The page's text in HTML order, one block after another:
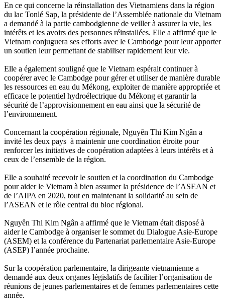
En ce qui concerne la réinstallation des Vietnamiens dans la région
du lac Tonlé Sap, la présidente de l’Assemblée nationale du Vietnam
a demandé à la partie cambodgienne de veiller à assurer la vie, les
intérêts et les avoirs des personnes réinstallées. Elle a affirmé que le
Vietnam conjuguera ses efforts avec le Cambodge pour leur apporter
un soutien leur permettant de stabiliser rapidement leur vie.
Elle a également souligné que le Vietnam espérait continuer à
coopérer avec le Cambodge pour gérer et utiliser de manière durable
les ressources en eau du Mékong, exploiter de manière appropriée et
efficace le potentiel hydroélectrique du Mékong et garantir la
sécurité de l’approvisionnement en eau ainsi que la sécurité de
l’environnement.
Concernant la coopération régionale, Nguyên Thi Kim Ngân a
invité les deux pays à maintenir une coordination étroite pour
renforcer les initiatives de coopération adaptées à leurs intérêts et à
ceux de l’ensemble de la région.
Elle a souhaité recevoir le soutien et la coordination du Cambodge
pour aider le Vietnam à bien assumer la présidence de l’ASEAN et
de l’AIPA en 2020, tout en maintenant la solidarité au sein de
l’ASEAN et le rôle central du bloc régional.
Nguyên Thi Kim Ngân a affirmé que le Vietnam était disposé à
aider le Cambodge à organiser le sommet du Dialogue Asie-Europe
(ASEM) et la conférence du Partenariat parlementaire Asie-Europe
(ASEP) l’année prochaine.
Sur la coopération parlementaire, la dirigeante vietnamienne a
demandé aux deux organes législatifs de faciliter l’organisation de
réunions de jeunes parlementaires et de femmes parlementaires cette
année.